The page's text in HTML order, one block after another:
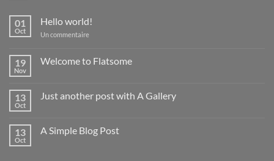
01
Oct
Hello world!
Un commentaire
19
Nov
Welcome to Flatsome
Welcome
13
Oct
Just another post with A Gallery
Just
13
Oct
A Simple Blog Post